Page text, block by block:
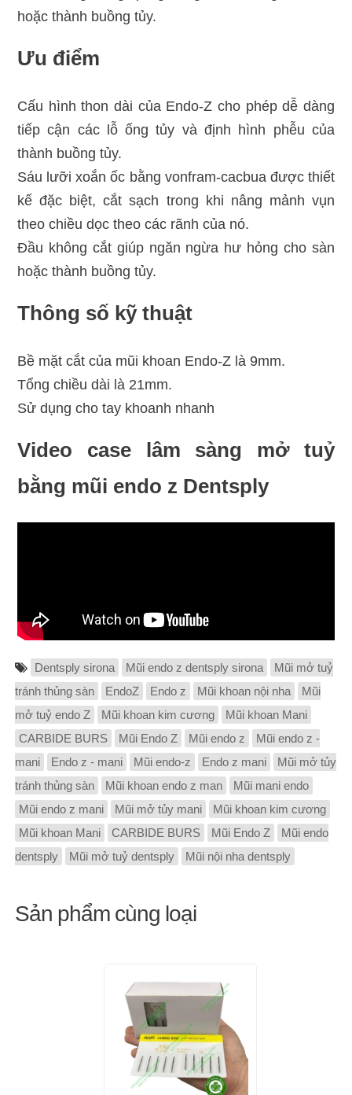
hoặc thành buồng tủy.
Ưu điểm
Cấu hình thon dài của Endo-Z cho phép dễ dàng
tiếp cận các lỗ ống tủy và định hình phễu của
thành buồng tủy.
Sáu lưỡi xoắn ốc bằng vonfram-cacbua được thiết
kế đặc biệt, cắt sạch trong khi nâng mảnh vụn
theo chiều dọc theo các rãnh của nó.
Đầu không cắt giúp ngăn ngừa hư hỏng cho sàn
hoặc thành buồng tủy.
Thông số kỹ thuật
Bề mặt cắt của mũi khoan Endo-Z là 9mm.
Tổng chiều dài là 21mm.
Sử dụng cho tay khoanh nhanh
Video case lâm sàng mở tuỷ
bằng mũi endo z Dentsply
Dentsply sirona Mũi endo z dentsply sirona
Mũi mở tuỷ
tránh thủng sàn
EndoZ Endo z Mũi khoan nội nha
Mũi
mở tuỷ endo Z
Mũi khoan kim cương
Mũi khoan Mani
CARBIDE BURS
Mũi Endo Z Mũi endo z
Mũi endo z -
mani
Endo z - mani Mũi endo-z Endo z mani
Mũi mở tủy
tránh thủng sàn
Mũi khoan endo z man
Mũi mani endo
Mũi endo z mani
Mũi mở tủy mani
Mũi khoan kim cương
Mũi khoan Mani
CARBIDE BURS Mũi Endo Z
Mũi endo
dentsply
Mũi mở tuỷ dentsply Mũi nội nha dentsply
Sản phẩm cùng loại